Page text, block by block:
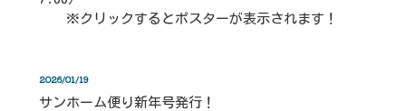
※クリックするとポスターが表示されます！
2026/01/19
サンホーム便り新年号発行！